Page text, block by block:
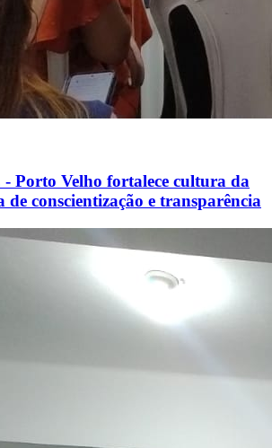
Porto Velho fortalece cultura da
de conscientização e transparência